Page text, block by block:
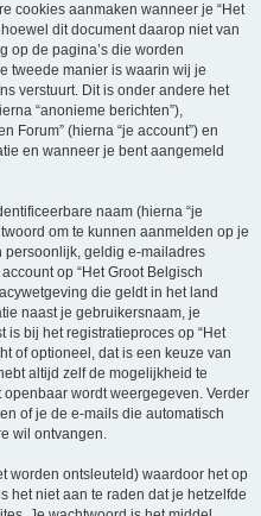
cookies aanmaken wanneer je “Het
dit document daarop niet van
op de pagina’s die worden
tweede manier is waarin wij je
verstuurt. Dit is onder andere het
“anonieme berichten”),
Forum” (hierna “je account”) en
en wanneer je bent aangemeld
naam (hierna “je
om te kunnen aanmelden op je
persoonlijk, geldig e-mailadres
op “Het Groot Belgisch
die geldt in het land
naast je gebruikersnaam, je
bij het registratieproces op “Het
of optioneel, dat is een keuze van
altijd zelf de mogelijkheid te
wordt weergegeven. Verder
of je de e-mails die automatisch
wil ontvangen.
worden ontsleuteld) waardoor het op
het niet aan te raden dat je hetzelfde